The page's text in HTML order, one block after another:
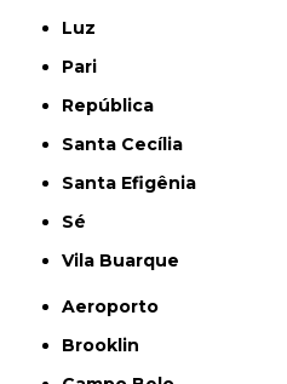
Luz
Pari
República
Santa Cecília
Santa Efigênia
Sé
Vila Buarque
Aeroporto
Brooklin